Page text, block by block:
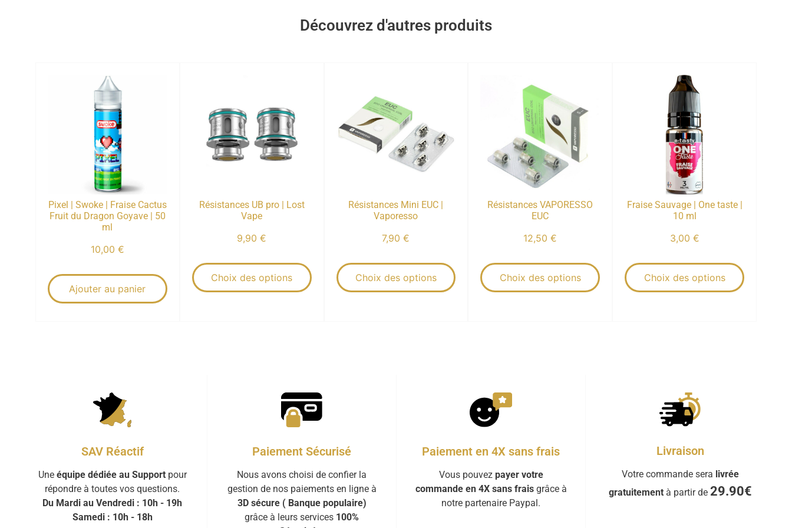
Découvrez d'autres produits
Pixel | Swoke | Fraise Cactus
Fruit du Dragon Goyave | 50
ml
10,00 €
Ajouter au panier
Résistances UB pro | Lost
Vape
9,90€
Choix des options
Résistances Mini EUC |
Vaporesso
7,90€
Choix des options
Résistances VAPORESSO
EUC
12,50€
Choix des options
Fraise Sauvage | One taste |
10 ml
3,00 €
Choix des options
SAV Réactif
Une équipe dédiée au Supportpour
répondre à toutes vos questions.
Du Mardi au Vendredi : 10h - 19h
Samedi : 10h - 18h
Paiement Sécurisé
Nous avons choisi de confier la
gestion de nos paiements en ligne à
3D sécure ( Banque populaire)
grâce à leurs services 100%
Paiement en 4X sans frais
Vous pouvez payer votre
commande en 4X sans fraisgrâce à
notre partenaire Paypal.
Livraison
Votre commande sera livrée
gratuitementà partir de 29.90€